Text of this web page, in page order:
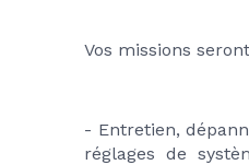
Vos missions
- Entretien,
réglages de